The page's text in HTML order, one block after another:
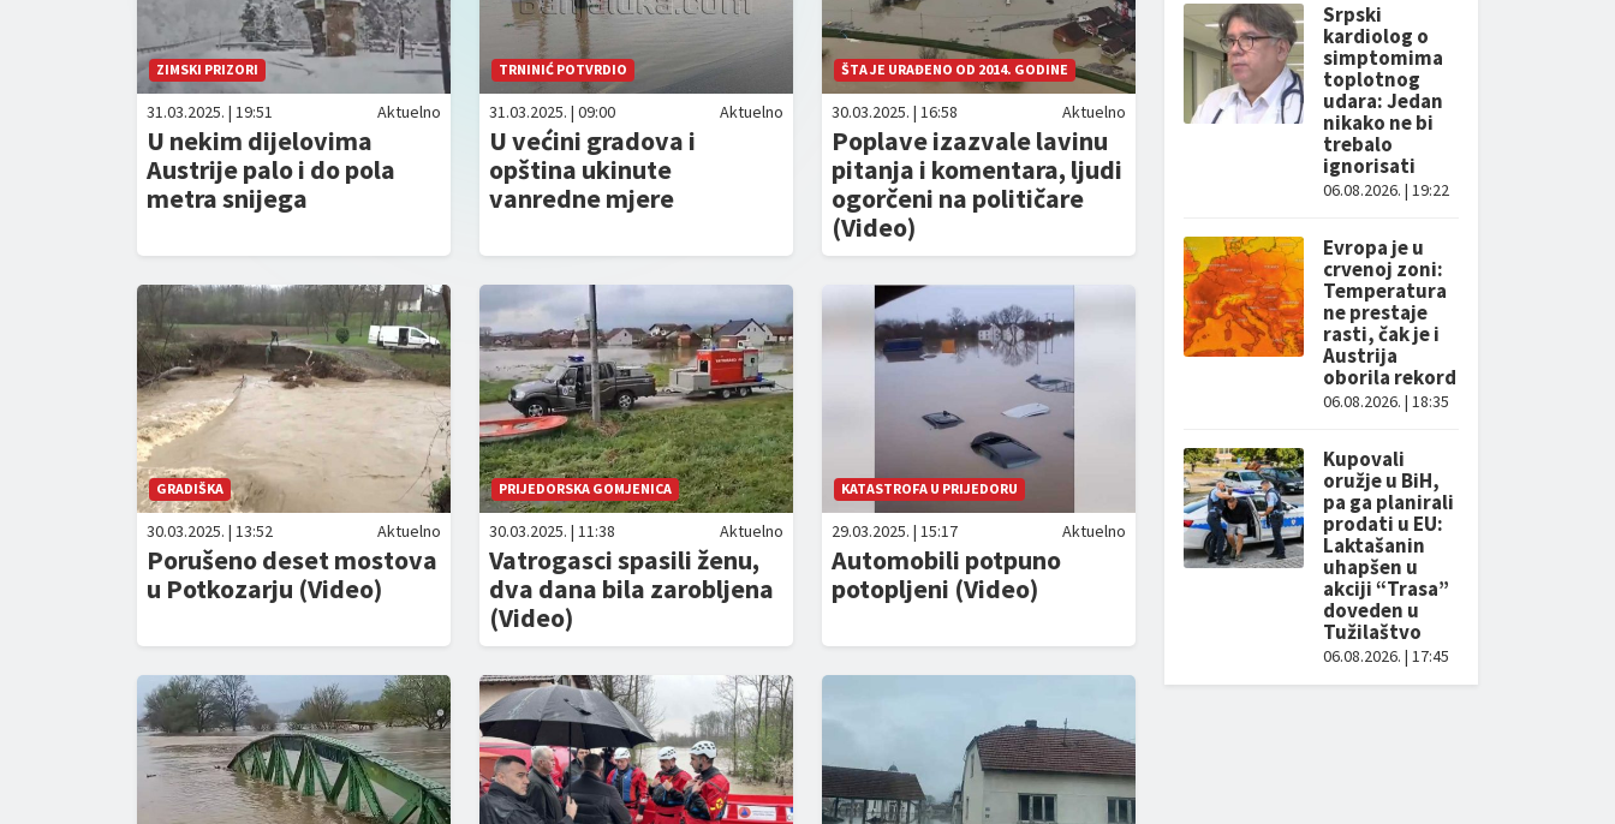
ZIMSKI PRIZORI
31.03.2025. | 19:51 Aktuelno
U nekim dijelovima
Austrije palo i do pola
metra snijega
TRNINIĆ POTVRDIO
31.03.2025. | 09:00 Aktuelno
U većini gradova i
opština ukinute
vanredne mjere
ŠTA JE URAĐENO OD 2014. GODINE
30.03.2025. | 16:58 Aktuelno
Poplave izazvale lavinu
pitanja i komentara, ljudi
ogorčeni na političare
(Video)
GRADIŠKA
30.03.2025. | 13:52 Aktuelno
Porušeno deset mostova
u Potkozarju (Video)
PRIJEDORSKA GOMJENICA
30.03.2025. | 11:38 Aktuelno
Vatrogasci spasili ženu,
dva dana bila zarobljena
(Video)
KATASTROFA U PRIJEDORU
29.03.2025. | 15:17 Aktuelno
Automobili potpuno
potopljeni (Video)
Srpski
kardiolog o
simptomima
toplotnog
udara: Jedan
nikako ne bi
trebalo
ignorisati
06.08.2026. | 19:22
Evropa je u
crvenoj zoni:
Temperatura
ne prestaje
rasti, čak je i
Austrija
oborila rekord
06.08.2026. | 18:35
Kupovali
oružje u BiH,
pa ga planirali
prodati u EU:
Laktašanin
uhapšen u
akciji “Trasa”
doveden u
Tužilaštvo
06.08.2026. | 17:45